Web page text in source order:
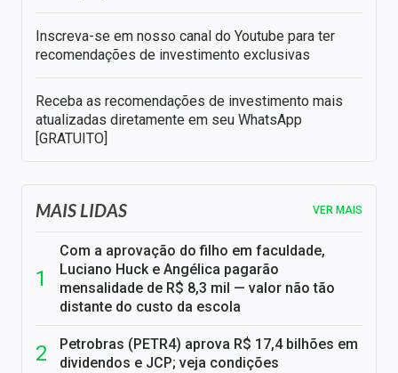
Inscreva-se em nosso canal do Youtube para ter
recomendações de investimento exclusivas
Receba as recomendações de investimento mais
atualizadas diretamente em seu WhatsApp
[GRATUITO]
MAIS LIDAS VER MAIS
Com a aprovação do filho em faculdade,
Luciano Huck e Angélica pagarão
mensalidade de R$ 8,3 mil — valor não tão
distante do custo da escola
Petrobras (PETR4) aprova R$ 17,4 bilhões em
dividendos e JCP; veja condições